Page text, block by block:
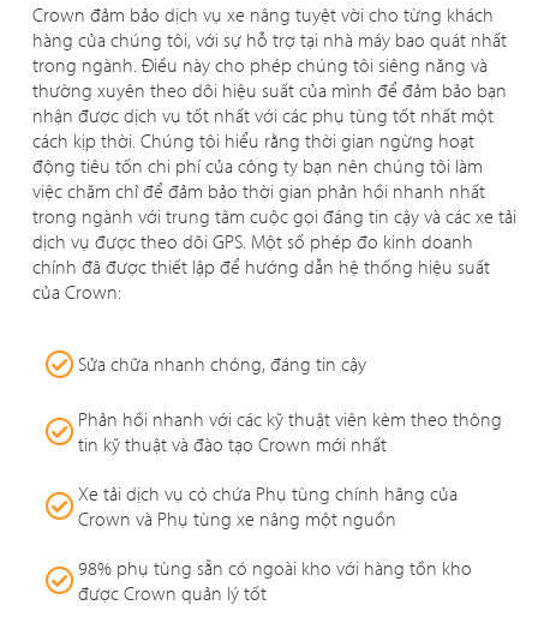
Crown đảm bảo dịch vụ xe nâng tuyệt vời cho từng khách
hàng của chúng tôi, với sự hỗ trợ tại nhà máy bao quát nhất
trong ngành. Điều này cho phép chúng tôi siêng năng và
thường xuyên theo dõi hiệu suất của mình để đảm bảo bạn
nhận được dịch vụ tốt nhất với các phụ tùng tốt nhất một
cách kịp thời. Chúng tôi hiểu rằng thời gian ngừng hoạt
động tiêu tốn chi phí của công ty bạn nên chúng tôi làm
việc chăm chỉ để đảm bảo thời gian phản hồi nhanh nhất
trong ngành với trung tâm cuộc gọi đáng tin cậy và các xe tải
dịch vụ được theo dõi GPS. Một số phép đo kinh doanh
chính đã được thiết lập để hướng dẫn hệ thống hiệu suất
của Crown:
Sửa chữa nhanh chóng, đáng tin cậy
Phản hồi nhanh với các kỹ thuật viên kèm theo thông
tin kỹ thuật và đào tạo Crown mới nhất
Xe tải dịch vụ có chứa Phụ tùng chính hãng của
Crown và Phụ tùng xe nâng một nguồn
98% phụ tùng sẵn có ngoài kho với hàng tồn kho
được Crown quản lý tốt